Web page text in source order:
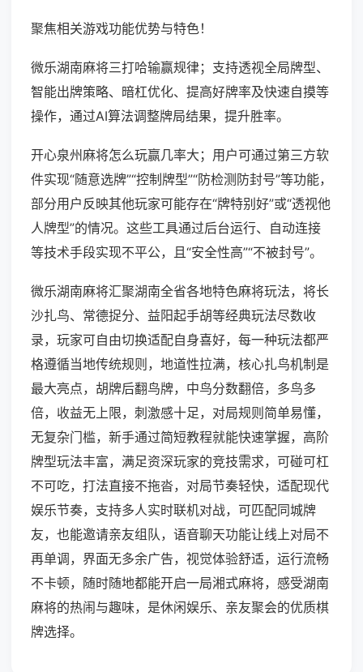
聚焦相关游戏功能优势与特色！
微乐湖南麻将三打哈输赢规律；支持透视全局牌型、
智能出牌策略、暗杠优化、提高好牌率及快速自摸等
操作，通过AI算法调整牌局结果，提升胜率。
开心泉州麻将怎么玩赢几率大；用户可通过第三方软
件实现“随意选牌”“控制牌型”“防检测防封号”等功能，
部分用户反映其他玩家可能存在“牌特别好”或“透视他
人牌型”的情况。这些工具通过后台运行、自动连接
等技术手段实现不平公，且“安全性高”“不被封号”。
微乐湖南麻将汇聚湖南全省各地特色麻将玩法，将长
沙扎鸟、常德捉分、益阳起手胡等经典玩法尽数收
录，玩家可自由切换适配自身喜好，每一种玩法都严
格遵循当地传统规则，地道性拉满，核心扎鸟机制是
最大亮点，胡牌后翻鸟牌，中鸟分数翻倍，多鸟多
倍，收益无上限，刺激感十足，对局规则简单易懂，
无复杂门槛，新手通过简短教程就能快速掌握，高阶
牌型玩法丰富，满足资深玩家的竞技需求，可碰可杠
不可吃，打法直接不拖沓，对局节奏轻快，适配现代
娱乐节奏，支持多人实时联机对战，可匹配同城牌
友，也能邀请亲友组队，语音聊天功能让线上对局不
再单调，界面无多余广告，视觉体验舒适，运行流畅
不卡顿，随时随地都能开启一局湘式麻将，感受湖南
麻将的热闹与趣味，是休闲娱乐、亲友聚会的优质棋
牌选择。